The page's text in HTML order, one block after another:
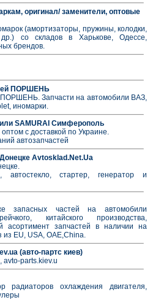
оригинал/ заменители, оптовые
(амортизаторы, пружины, колодки,
со складов в Харькове, Одессе,
брендов.
ПОРШЕНЬ
ПОРШЕНЬ. Запчасти на автомобили ВАЗ,
иномарки.
SAMURAI Симферополь
с доставкой по Украине.
автозапчастей
Avtosklad.Net.Ua
автостекло, стартер, генератор и
запасных частей на автомобили
китайского производства,
асортимент запчастей в наличии на
из EU, USA, OAE,China.
(авто-партс киев)
avto-parts.kiev.u
охлаждения двигателя,